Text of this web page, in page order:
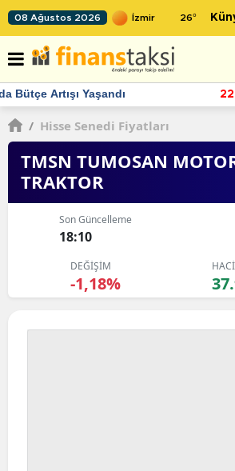
08 Ağustos 2026 26°
22:24 TCMB'nin rezervlerinde artan
/ Hisse Senedi Fiyatları
TMSN TUMOSAN
TRAKTOR
Son Güncelleme
18:10
DEĞİŞİM
-1,18%